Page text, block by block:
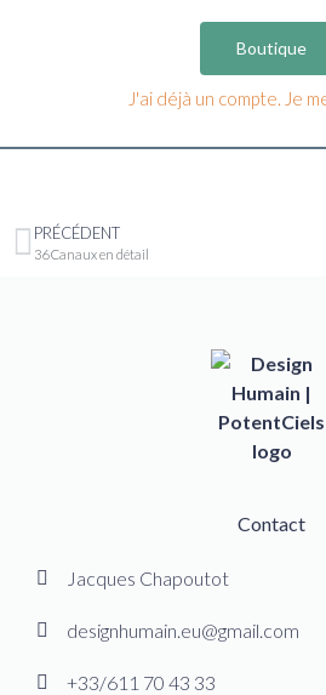
Boutique
J'ai déjà un compte. Je
PRÉCÉDENT
36 Canaux en détail
Contact
Jacques Chapoutot
designhumain.eu@gmail.com
+33/611 70 43 33